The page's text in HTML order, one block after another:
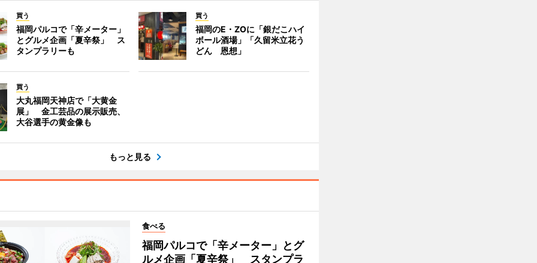
買う
福岡パルコで「辛メーター」
とグルメ企画「夏辛祭」 ス
タンプラリーも
買う
福岡のE・ZOに「銀だこハイ
ボール酒場」「久留米立花う
どん 恩想」
買う
大丸福岡天神店で「大黄金
展」 金工芸品の展示販売、
大谷選手の黄金像も
もっと見る
食べる
福岡パルコで「辛メーター」とグ
ルメ企画「夏辛祭」 スタンプラ